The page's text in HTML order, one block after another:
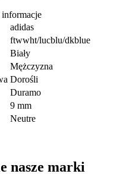
adidas
ftwwht/lucblu/dkblue
Biały
Mężczyzna
Dorośli
Duramo
9 mm
Neutre
nasze marki